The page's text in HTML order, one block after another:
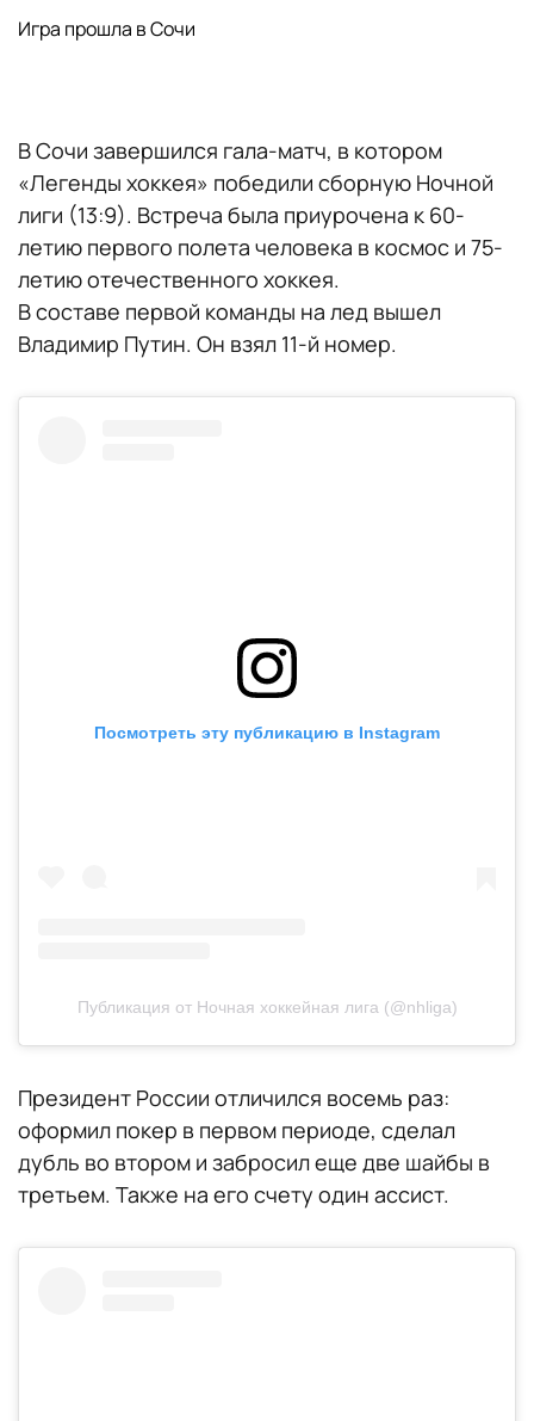
Игра прошла в Сочи
В Сочи завершился гала-матч, в котором
«Легенды хоккея» победили сборную Ночной
лиги (13:9). Встреча была приурочена к 60-
летию первого полета человека в космос и 75-
летию отечественного хоккея.
В составе первой команды на лед вышел
Владимир Путин. Он взял 11-й номер.
Посмотреть эту публикацию в Instagram
Публикация от Ночная хоккейная лига (@nhliga)
Президент России отличился восемь раз:
оформил покер в первом периоде, сделал
дубль во втором и забросил еще две шайбы в
третьем. Также на его счету один ассист.